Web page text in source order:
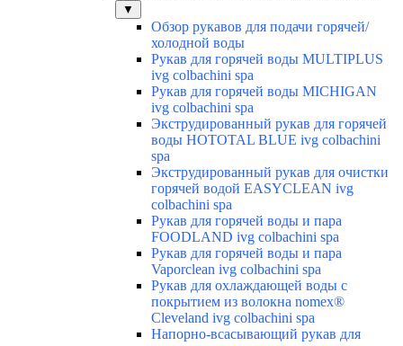
▼
Обзор рукавов для подачи горячей/
холодной воды
Рукав для горячей воды MULTIPLUS
ivg colbachini spa
Рукав для горячей воды MICHIGAN
ivg colbachini spa
Экструдированный рукав для горячей
воды HOTOTAL BLUE ivg colbachini
spa
Экструдированный рукав для очистки
горячей водой EASYCLEAN ivg
colbachini spa
Рукав для горячей воды и пара
FOODLAND ivg colbachini spa
Рукав для горячей воды и пара
Vaporclean ivg colbachini spa
Рукав для охлаждающей воды с
покрытием из волокна nomex®
Cleveland ivg colbachini spa
Напорно-всасывающий рукав для